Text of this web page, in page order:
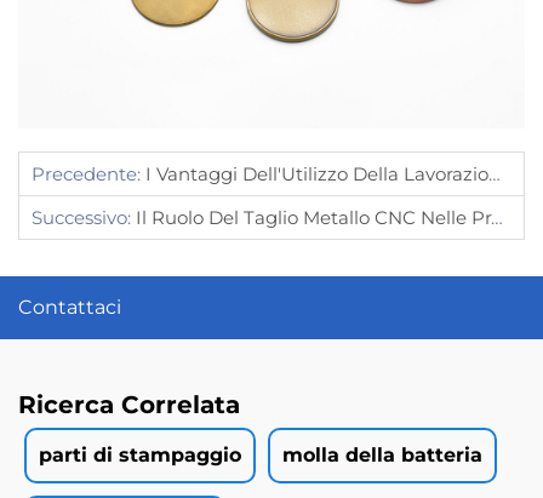
Precedente: I Vantaggi Dell'Utilizzo Della Lavorazione CNC In Ottone Per La Produzione Di Piccole Parti
Successivo: Il Ruolo Del Taglio Metallo CNC Nelle Pratiche Di Manifattura Moderne
Contattaci
Ricerca Correlata
parti di stampaggio molla della batteria